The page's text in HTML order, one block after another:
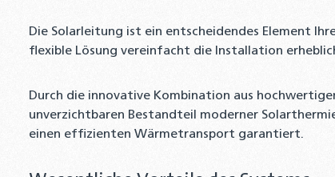
Die Solarleitung ist ein entscheidendes Element
flexible Lösung vereinfacht die Installation
Durch die innovative Kombination aus
unverzichtbaren Bestandteil moderner
einen effizienten Wärmetransport garantiert.